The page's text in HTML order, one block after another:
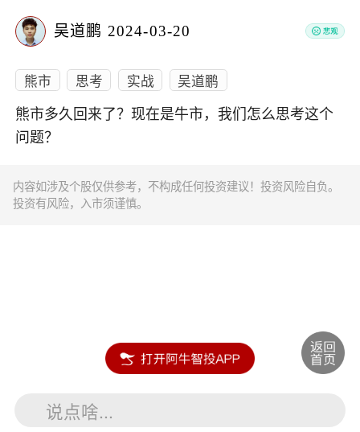
吴道鹏 2024-03-20
熊市 思考 实战 吴道鹏
熊市多久回来了？现在是牛市，我们怎么思考这个
问题？
内容如涉及个股仅供参考，不构成任何投资建议！投资风险自负。
投资有风险，入市须谨慎。
说点啥...